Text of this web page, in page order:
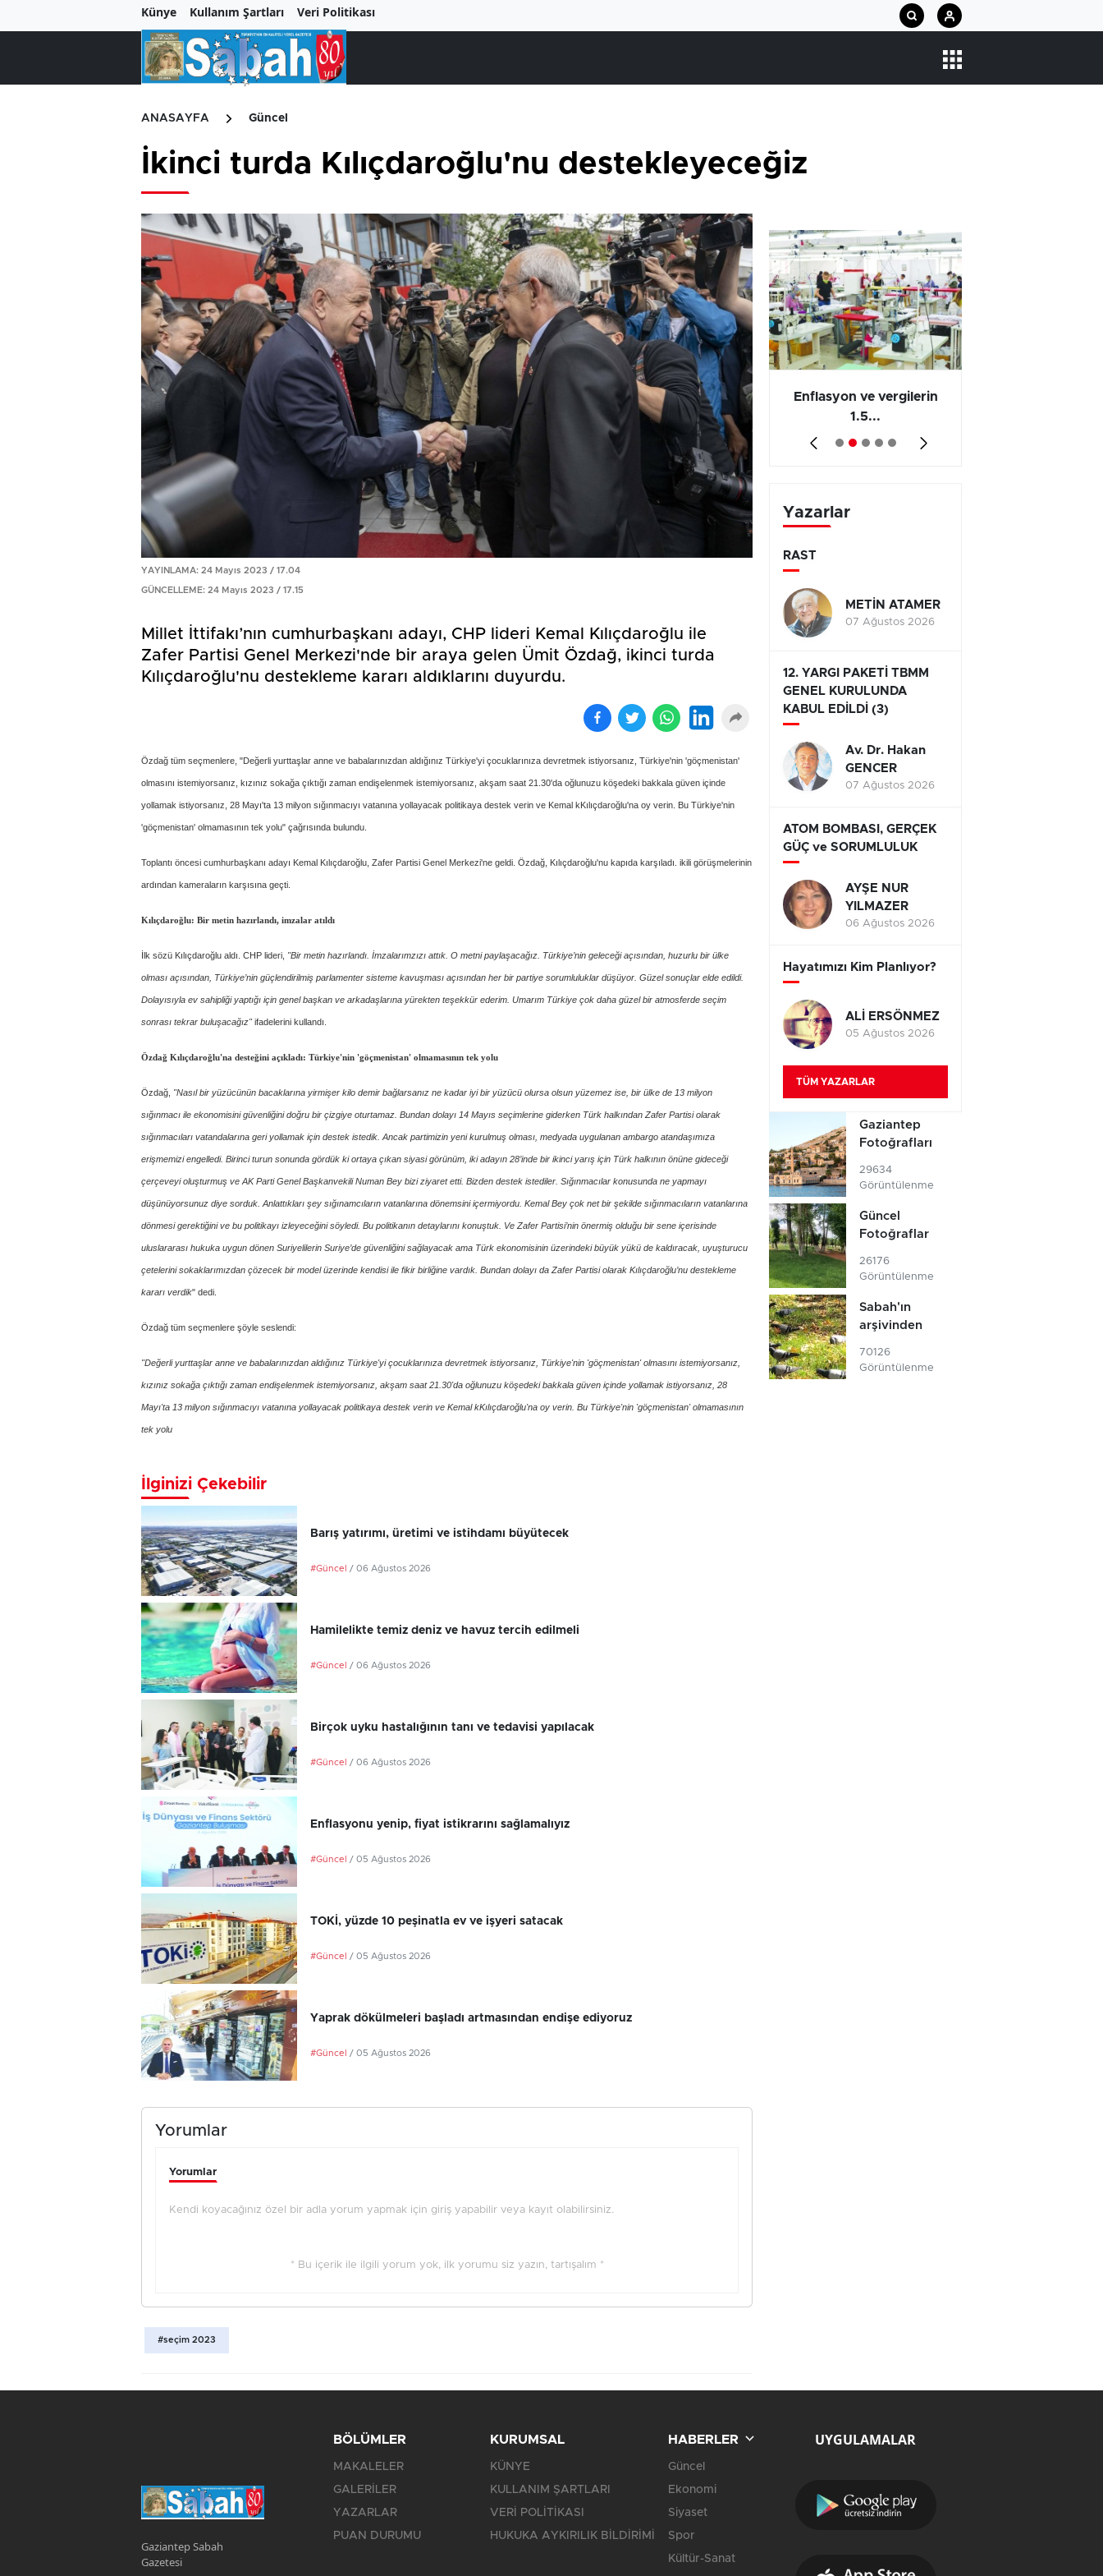
Künye Kullanım Şartları Veri Politikası
ANASAYFA Güncel
İkinci turda Kılıçdaroğlu'nu destekleyeceğiz
YAYINLAMA: 24 Mayıs 2023 / 17.04
GÜNCELLEME: 24 Mayıs 2023 / 17.15
Millet İttifakı’nın cumhurbaşkanı adayı, CHP lideri Kemal Kılıçdaroğlu ile
Zafer Partisi Genel Merkezi'nde bir araya gelen Ümit Özdağ, ikinci turda
Kılıçdaroğlu'nu destekleme kararı aldıklarını duyurdu.
Özdağ tüm seçmenlere, "Değerli yurttaşlar anne ve babalarınızdan aldığınız Türkiye'yi çocuklarınıza devretmek istiyorsanız, Türkiye'nin 'göçmenistan'
olmasını istemiyorsanız, kızınız sokağa çıktığı zaman endişelenmek istemiyorsanız, akşam saat 21.30'da oğlunuzu köşedeki bakkala güven içinde
yollamak istiyorsanız, 28 Mayı'ta 13 milyon sığınmacıyı vatanına yollayacak politikaya destek verin ve Kemal kKılıçdaroğlu'na oy verin. Bu Türkiye'nin
'göçmenistan' olmamasının tek yolu" çağrısında bulundu.
Toplantı öncesi cumhurbaşkanı adayı Kemal Kılıçdaroğlu, Zafer Partisi Genel Merkezi'ne geldi. Özdağ, Kılıçdaroğlu'nu kapıda karşıladı. ikili görüşmelerinin
ardından kameraların karşısına geçti.
Kılıçdaroğlu: Bir metin hazırlandı, imzalar atıldı
İlk sözü Kılıçdaroğlu aldı. CHP lideri, "Bir metin hazırlandı. İmzalarımzızı attık. O metni paylaşacağız. Türkiye’nin geleceği açısından, huzurlu bir ülke
olması açısından, Türkiye’nin güçlendirilmiş parlamenter sisteme kavuşması açısından her bir partiye sorumluluklar düşüyor. Güzel sonuçlar elde edildi.
Dolayısıyla ev sahipliği yaptığı için genel başkan ve arkadaşlarına yürekten teşekkür ederim. Umarım Türkiye çok daha güzel bir atmosferde seçim
sonrası tekrar buluşacağız"ifadelerini kullandı.
Özdağ Kılıçdaroğlu'na desteğini açıkladı: Türkiye'nin 'göçmenistan' olmamasının tek yolu
Özdağ, "Nasıl bir yüzücünün bacaklarına yirmişer kilo demir bağlarsanız ne kadar iyi bir yüzücü olursa olsun yüzemez ise, bir ülke de 13 milyon
sığınmacı ile ekonomisini güvenliğini doğru bir çizgiye oturtamaz. Bundan dolayı 14 Mayıs seçimlerine giderken Türk halkından Zafer Partisi olarak
sığınmacıları vatandalarına geri yollamak için destek istedik. Ancak partimizin yeni kurulmuş olması, medyada uygulanan ambargo atandaşımıza
erişmemizi engelledi. Birinci turun sonunda gördük ki ortaya çıkan siyasi görünüm, iki adayın 28’inde bir ikinci yarış için Türk halkının önüne gideceği
çerçeveyi oluşturmuş ve AK Parti Genel Başkanvekili Numan Bey bizi ziyaret etti. Bizden destek istediler. Sığınmacılar konusunda ne yapmayı
düşünüyorsunuz diye sorduk. Anlattıkları şey sığınamcıların vatanlarına dönemsini içermiyordu. Kemal Bey çok net bir şekilde sığınmacıların vatanlarına
dönmesi gerektiğini ve bu politikayı izleyeceğini söyledi. Bu politikanın detaylarını konuştuk. Ve Zafer Partisi’nin önermiş olduğu bir sene içerisinde
uluslararası hukuka uygun dönen Suriyelilerin Suriye’de güvenliğini sağlayacak ama Türk ekonomisinin üzerindeki büyük yükü de kaldıracak, uyuşturucu
çetelerini sokaklarımızdan çözecek bir model üzerinde kendisi ile fikir birliğine vardık. Bundan dolayı da Zafer Partisi olarak Kılıçdaroğlu’nu destekleme
kararı verdik" dedi.
Özdağ tüm seçmenlere şöyle seslendi:
"Değerli yurttaşlar anne ve babalarınızdan aldığınız Türkiye'yi çocuklarınıza devretmek istiyorsanız, Türkiye'nin 'göçmenistan' olmasını istemiyorsanız,
kızınız sokağa çıktığı zaman endişelenmek istemiyorsanız, akşam saat 21.30'da oğlunuzu köşedeki bakkala güven içinde yollamak istiyorsanız, 28
Mayı'ta 13 milyon sığınmacıyı vatanına yollayacak politikaya destek verin ve Kemal kKılıçdaroğlu'na oy verin. Bu Türkiye'nin 'göçmenistan' olmamasının
tek yolu
İlginizi Çekebilir
Barış yatırımı, üretimi ve istihdamı büyütecek
#Güncel / 06 Ağustos 2026
Hamilelikte temiz deniz ve havuz tercih edilmeli
#Güncel / 06 Ağustos 2026
Birçok uyku hastalığının tanı ve tedavisi yapılacak
#Güncel / 06 Ağustos 2026
Enflasyonu yenip, fiyat istikrarını sağlamalıyız
#Güncel / 05 Ağustos 2026
TOKİ, yüzde 10 peşinatla ev ve işyeri satacak
#Güncel / 05 Ağustos 2026
Yaprak dökülmeleri başladı artmasından endişe ediyoruz
#Güncel / 05 Ağustos 2026
Yorumlar
Yorumlar
Kendi koyacağınız özel bir adla yorum yapmak için giriş yapabilir veya kayıt olabilirsiniz.
* Bu içerik ile ilgili yorum yok, ilk yorumu siz yazın, tartışalım *
#seçim 2023
Birçok uyku hastalığının
tan...
En ucuz sigara 120 TL, en
pa...
Enflasyon ve vergilerin
1.5...
Yazarlar
RAST
METİN ATAMER
07 Ağustos 2026
12. YARGI PAKETİ TBMM
GENEL KURULUNDA
KABUL EDİLDİ (3)
Av. Dr. Hakan
GENCER
07 Ağustos 2026
ATOM BOMBASI, GERÇEK
GÜÇ ve SORUMLULUK
AYŞE NUR
YILMAZER
06 Ağustos 2026
Hayatımızı Kim Planlıyor?
ALİ ERSÖNMEZ
05 Ağustos 2026
TÜM YAZARLAR
Gaziantep
Fotoğrafları
29634
Görüntülenme
Güncel
Fotoğraflar
26176
Görüntülenme
Sabah'ın
arşivinden
70126
Görüntülenme
Gaziantep Sabah
Gazetesi
BÖLÜMLER
MAKALELER
GALERİLER
YAZARLAR
PUAN DURUMU
KURUMSAL
KÜNYE
KULLANIM ŞARTLARI
VERİ POLİTİKASI
HUKUKA AYKIRILIK BİLDİRİMİ
HABERLER
Güncel
Ekonomi
Siyaset
Spor
Kültür-Sanat
UYGULAMALAR